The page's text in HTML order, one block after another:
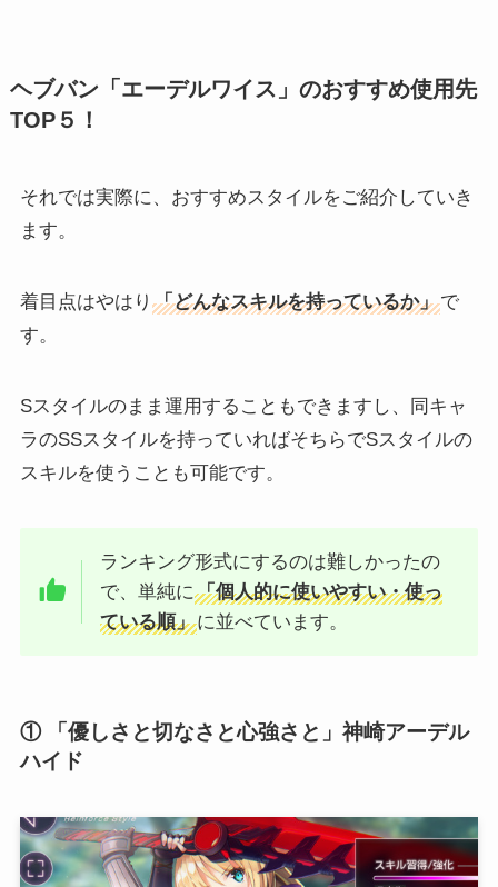
ヘブバン「エーデルワイス」のおすすめ使用先
TOP５！
それでは実際に、おすすめスタイルをご紹介していき
ます。
着目点はやはり 「どんなスキルを持っているか」で
す。
Sスタイルのまま運用することもできますし、同キャ
ラのSSスタイルを持っていればそちらでSスタイルの
スキルを使うことも可能です。
ランキング形式にするのは難しかったの
で、単純に「個人的に使いやすい・使っ
ている順」に並べています。
① 「優しさと切なさと心強さと」神崎アーデル
ハイド